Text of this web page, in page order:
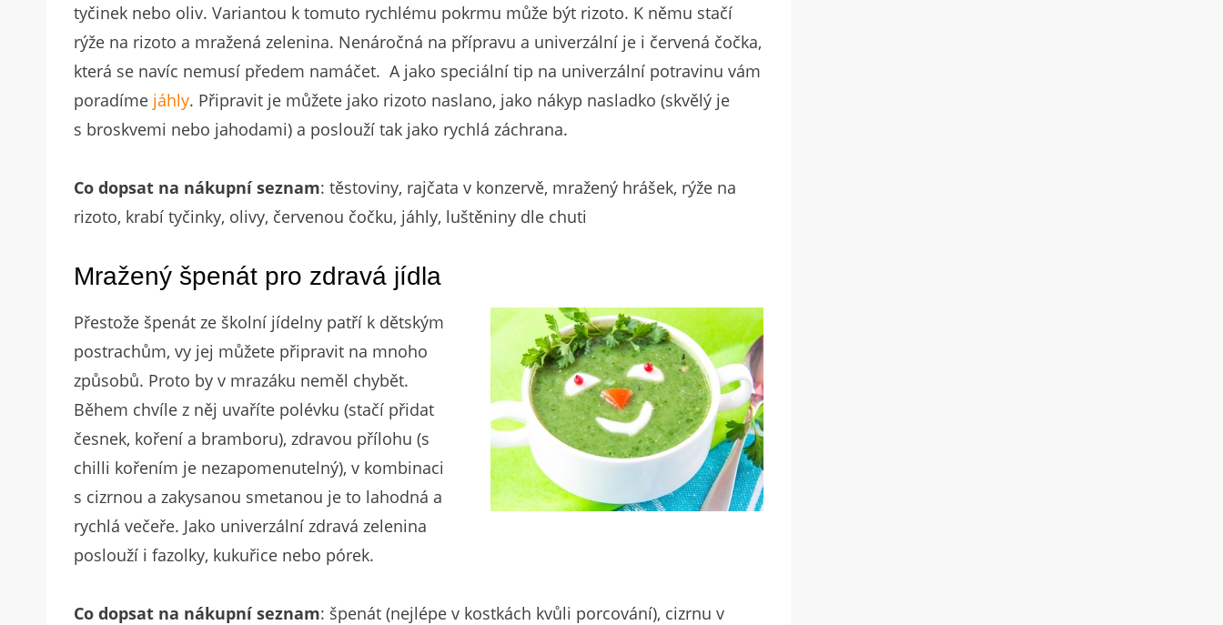
tyčinek nebo oliv. Variantou k tomuto rychlému pokrmu může být rizoto. K němu stačí
rýže na rizoto a mražená zelenina. Nenáročná na přípravu a univerzální je i červená čočka,
která se navíc nemusí předem namáčet. A jako speciální tip na univerzální potravinu vám
poradíme jáhly. Připravit je můžete jako rizoto naslano, jako nákyp nasladko (skvělý je
s broskvemi nebo jahodami) a poslouží tak jako rychlá záchrana.
Co dopsat na nákupní seznam: těstoviny, rajčata v konzervě, mražený hrášek, rýže na
rizoto, krabí tyčinky, olivy, červenou čočku, jáhly, luštěniny dle chuti
Mražený špenát pro zdravá jídla
Přestože špenát ze školní jídelny patří k dětským
postrachům, vy jej můžete připravit na mnoho
způsobů. Proto by v mrazáku neměl chybět.
Během chvíle z něj uvaříte polévku (stačí přidat
česnek, koření a bramboru), zdravou přílohu (s
chilli kořením je nezapomenutelný), v kombinaci
s cizrnou a zakysanou smetanou je to lahodná a
rychlá večeře. Jako univerzální zdravá zelenina
poslouží i fazolky, kukuřice nebo pórek.
Co dopsat na nákupní seznam: špenát (nejlépe v kostkách kvůli porcování), cizrnu v